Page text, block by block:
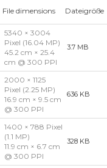
File dimensions Dateigröße
5340 × 3004
Pixel (16.04 MP)
45.2 cm × 25.4
cm @ 300 PPI
3.7 MB
2000 × 1125
Pixel (2.25 MP)
16.9 cm × 9.5 cm
@ 300 PPI
636 KB
1400 × 788 Pixel
(1.1 MP)
11.9 cm × 6.7 cm
@ 300 PPI
328 KB